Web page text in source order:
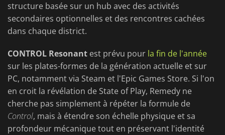
structure basée sur un hub avec des activités
secondaires optionnelles et des rencontres cachées
dans chaque district.
CONTROL Resonant est prévu pour la fin de l'année
sur les plates-formes de la génération actuelle et sur
PC, notamment via Steam et l'Epic Games Store. Si l'on
en croit la révélation de State of Play, Remedy ne
cherche pas simplement à répéter la formule de
Control, mais à étendre son échelle physique et sa
profondeur mécanique tout en préservant l'identité